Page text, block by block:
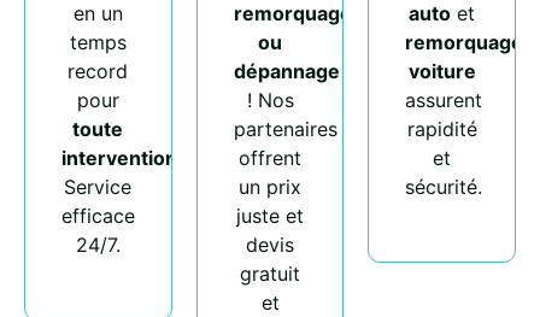
en un
temps
record
pour
toute
intervention
Service
efficace
24/7.
remorquage
ou
dépannage
! Nos
partenaires
offrent
un prix
juste et
devis
gratuit
et
auto et
remorquage
voiture
assurent
rapidité
et
sécurité.